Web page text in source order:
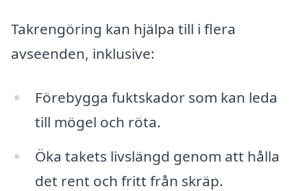
Takrengöring kan hjälpa till i flera
avseenden, inklusive:
Förebygga fuktskador som kan leda
till mögel och röta.
Öka takets livslängd genom att hålla
det rent och fritt från skräp.